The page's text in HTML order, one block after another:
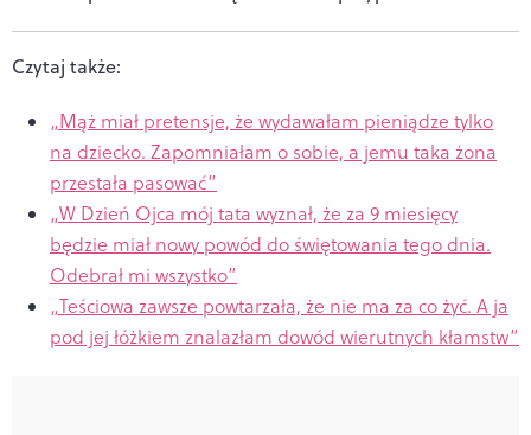
Czytaj także:
„Mąż miał pretensje, że wydawałam pieniądze tylko
na dziecko. Zapomniałam o sobie, a jemu taka żona
przestała pasować”
„W Dzień Ojca mój tata wyznał, że za 9 miesięcy
będzie miał nowy powód do świętowania tego dnia.
Odebrał mi wszystko”
„Teściowa zawsze powtarzała, że nie ma za co żyć. A ja
pod jej łóżkiem znalazłam dowód wierutnych kłamstw”